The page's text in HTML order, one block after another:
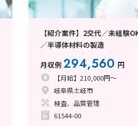
【紹介案件】2交代／未経験
／半導体材料の製造
月収例294,560 円
【月給】210,000円～
岐阜県土岐市
検査、品質管理
61544-00